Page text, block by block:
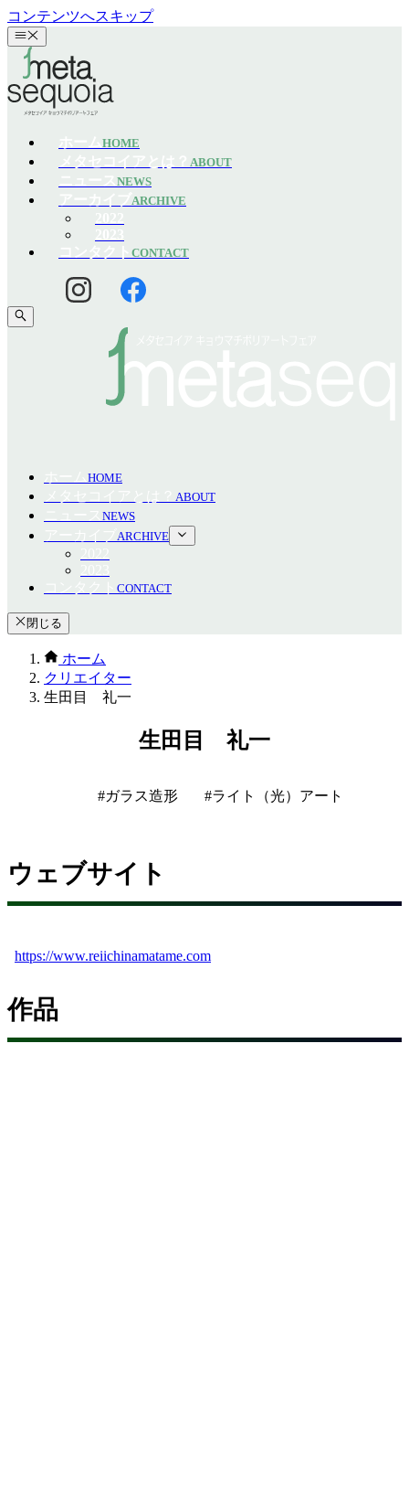
コンテンツへスキップ
HOME
ABOUT
NEWS
ARCHIVE
CONTACT
HOME
ABOUT
NEWS
ARCHIVE
CONTACT
閉じる
ホーム
クリエイター
生田目 礼一
生田目 礼一
ガラス造形 ライト（光）アート
ウェブサイト
https://www.reiichinamatame.com
作品